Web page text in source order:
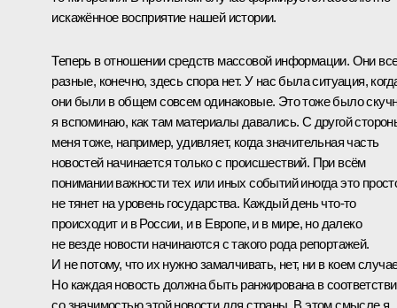
искажённое восприятие нашей истории.
Теперь в отношении средств массовой информации. Они
разные, конечно, здесь спора нет. У нас была ситуация,
они были в общем совсем одинаковые. Это тоже было
я вспоминаю, как там материалы давались. С другой
меня тоже, например, удивляет, когда значительная часть
новостей начинается только с происшествий. При всём
понимании важности тех или иных событий иногда это
не тянет на уровень государства. Каждый день что‑то
происходит и в России, и в Европе, и в мире, но далеко
не везде новости начинаются с такого рода репортажей.
И не потому, что их нужно замалчивать, нет, ни в коем
Но каждая новость должна быть ранжирована в
со значимостью этой новости для страны. В этом смысле я